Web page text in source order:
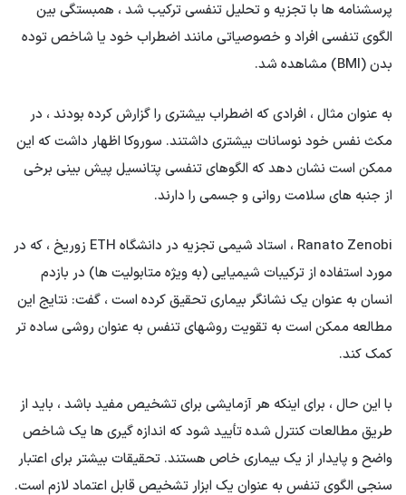
پرسشنامه ها با تجزیه و تحلیل تنفسی ترکیب شد ، همبستگی بین
الگوی تنفسی افراد و خصوصیاتی مانند اضطراب خود یا شاخص توده
بدن (BMI) مشاهده شد.
به عنوان مثال ، افرادی که اضطراب بیشتری را گزارش کرده بودند ، در
مکث نفس خود نوسانات بیشتری داشتند. سوروکا اظهار داشت که این
ممکن است نشان دهد که الگوهای تنفسی پتانسیل پیش بینی برخی
از جنبه های سلامت روانی و جسمی را دارند.
Ranato Zenobi ، استاد شیمی تجزیه در دانشگاه ETH زوریخ ، که در
مورد استفاده از ترکیبات شیمیایی (به ویژه متابولیت ها) در بازدم
انسان به عنوان یک نشانگر بیماری تحقیق کرده است ، گفت: نتایج این
مطالعه ممکن است به تقویت روشهای تنفس به عنوان روشی ساده تر
کمک کند.
با این حال ، برای اینکه هر آزمایشی برای تشخیص مفید باشد ، باید از
طریق مطالعات کنترل شده تأیید شود که اندازه گیری ها یک شاخص
واضح و پایدار از یک بیماری خاص هستند. تحقیقات بیشتر برای اعتبار
سنجی الگوی تنفس به عنوان یک ابزار تشخیص قابل اعتماد لازم است.